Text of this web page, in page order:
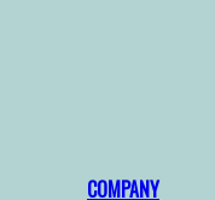
COMPANY